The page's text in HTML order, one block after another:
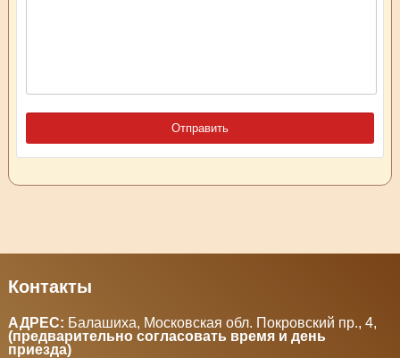
Контакты
АДРЕС: Балашиха, Московская обл. Покровский пр., 4,
(предварительно согласовать время и день
приезда)